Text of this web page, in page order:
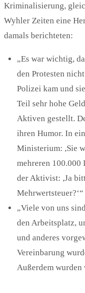
Kriminalisierung,
Wyhler Zeiten eine
damals berichteten:
„Es war wichtig,
den Protesten
Polizei kam und
Teil sehr hohe
Aktiven gestellt.
ihren Humor. In
Ministerium: ,Sie
mehreren 100.000
der Aktivist: ,Ja
Mehrwertsteuer?‘“
„Viele von uns
den Arbeitsplatz,
und anderes
Vereinbarung
Außerdem wurden